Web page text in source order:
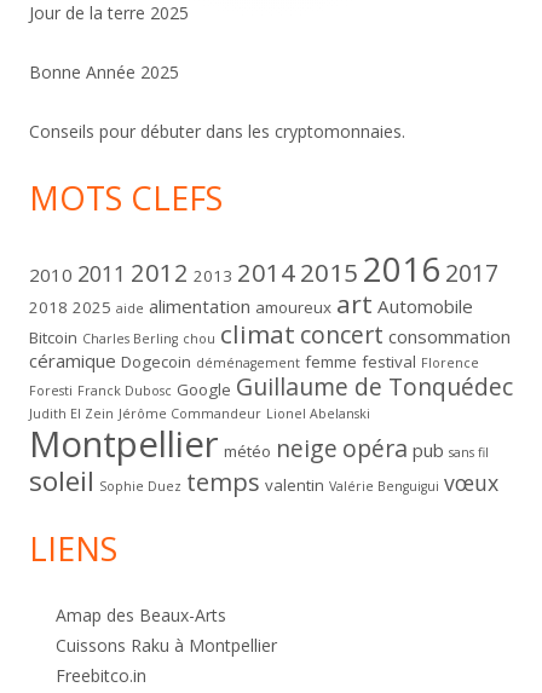
Jour de la terre 2025
Bonne Année 2025
Conseils pour débuter dans les cryptomonnaies.
MOTS CLEFS
2010 2011 2012 2013 20142015 2016 2017
2018 2025 aide alimentation amoureux art Automobile
Bitcoin Charles Berling chou climat concert consommation
céramique Dogecoin déménagement femme festival Florence
Foresti Franck Dubosc Google Guillaume de Tonquédec
Judith El Zein Jérôme Commandeur Lionel Abelanski
Montpellier météo neige opéra pub sans fil
soleil Sophie Duez temps valentin Valérie Benguigui vœux
LIENS
Amap des Beaux-Arts
Cuissons Raku à Montpellier
Freebitco.in